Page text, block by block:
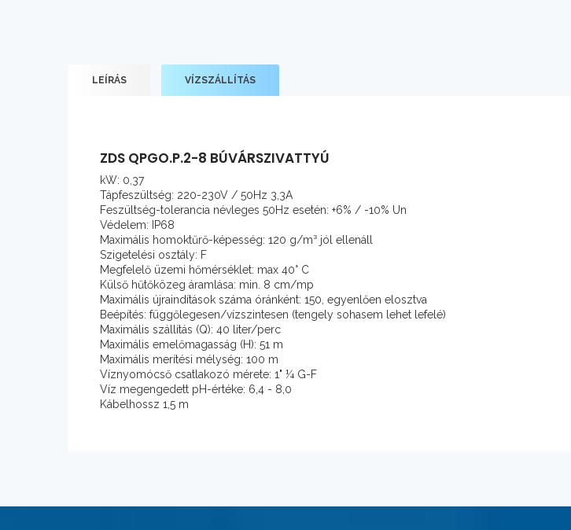
LEÍRÁS VÍZSZÁLLÍTÁS
ZDS QPGO.P.2-8 BÚVÁRSZIVATTYÚ
kW: 0,37
Tápfeszültség: 220-230V / 50Hz 3,3A
Feszültség-tolerancia névleges 50Hz esetén: +6% / -10% Un
Védelem: IP68
Maximális homoktűrő-képesség: 120 g/m³ jól ellenáll
Szigetelési osztály: F
Megfelelő üzemi hőmérséklet: max 40° C
Külső hűtőközeg áramlása: min. 8 cm/mp
Maximális újraindítások száma óránként: 150, egyenlően elosztva
Beépítés: függőlegesen/vízszintesen (tengely sohasem lehet lefelé)
Maximális szállítás (Q): 40 liter/perc
Maximális emelőmagasság (H): 51 m
Maximális merítési mélység: 100 m
Víznyomócső csatlakozó mérete: 1" ¼ G-F
Víz megengedett pH-értéke: 6,4 - 8,0
Kábelhossz 1,5 m